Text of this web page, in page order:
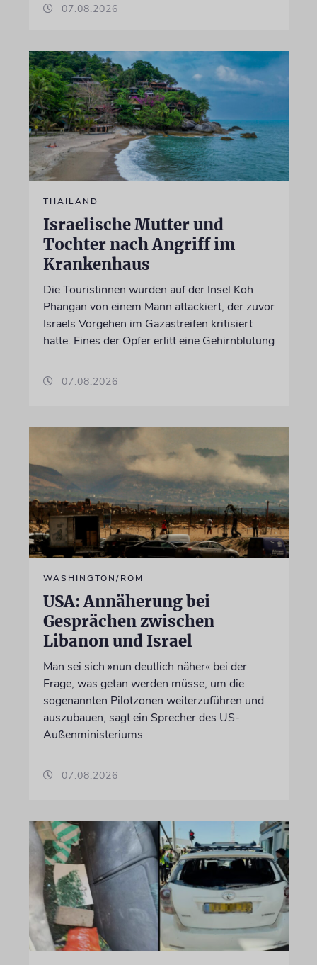
07.08.2026
THAILAND
Israelische Mutter und
Tochter nach Angriff im
Krankenhaus
Die Touristinnen wurden auf der Insel Koh
Phangan von einem Mann attackiert, der zuvor
Israels Vorgehen im Gazastreifen kritisiert
hatte. Eines der Opfer erlitt eine Gehirnblutung
07.08.2026
WASHINGTON/ROM
USA: Annäherung bei
Gesprächen zwischen
Libanon und Israel
Man sei sich »nun deutlich näher« bei der
Frage, was getan werden müsse, um die
sogenannten Pilotzonen weiterzuführen und
auszubauen, sagt ein Sprecher des US-
Außenministeriums
07.08.2026